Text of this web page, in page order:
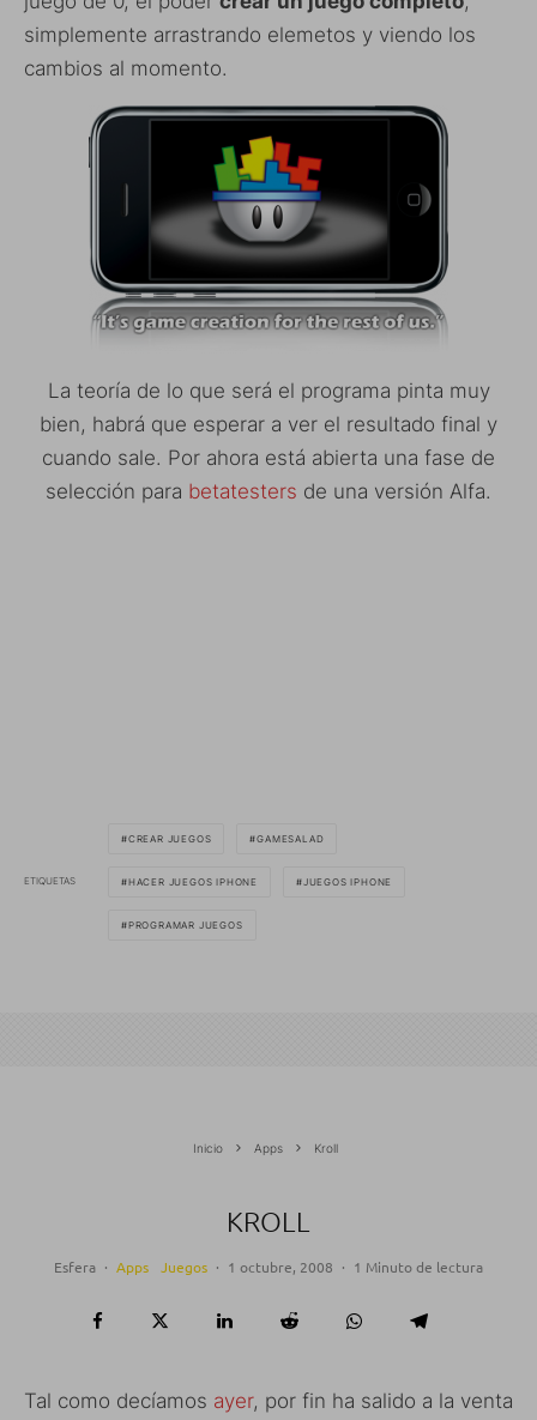
simplemente arrastrando elemetos y viendo los
cambios al momento.
La teoría de lo que será el programa pinta muy
bien, habrá que esperar a ver el resultado final y
cuando sale. Por ahora está abierta una fase de
selección para betatesters de una versión Alfa.
ETIQUETAS
CREAR JUEGOS GAMESALAD
HACER JUEGOS IPHONE JUEGOS IPHONE
PROGRAMAR JUEGOS
Inicio Apps Kroll
KROLL
Esfera · Apps Juegos · 1 octubre, 2008 · 1 Minuto de lectura
Tal como decíamos ayer, por fin ha salido a la venta